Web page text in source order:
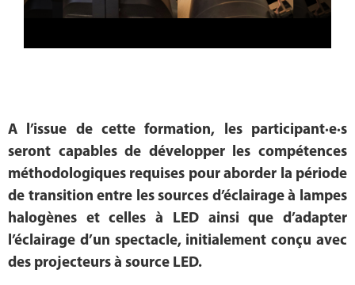
A l’issue de cette formation, les participant·e·s
seront capables de développer les compétences
méthodologiques requises pour aborder la période
de transition entre les sources d’éclairage à lampes
halogènes et celles à LED ainsi que d’adapter
l’éclairage d’un spectacle, initialement conçu avec
des projecteurs à source LED.